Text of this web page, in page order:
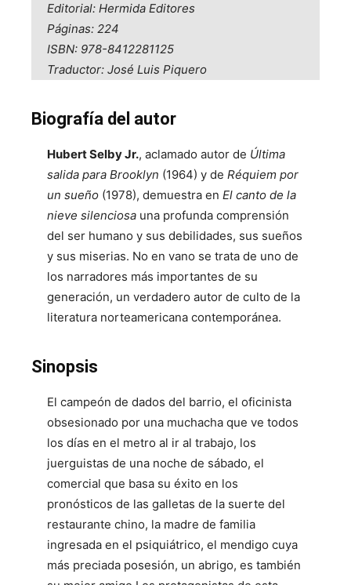
Editorial: Hermida Editores
Páginas: 224
ISBN: 978-8412281125
Traductor: José Luis Piquero
Biografía del autor
Hubert Selby Jr., aclamado autor de Última
salida para Brooklyn (1964) y de Réquiem por
un sueño (1978), demuestra en El canto de la
nieve silenciosa una profunda comprensión
del ser humano y sus debilidades, sus sueños
y sus miserias. No en vano se trata de uno de
los narradores más importantes de su
generación, un verdadero autor de culto de la
literatura norteamericana contemporánea.
Sinopsis
El campeón de dados del barrio, el oficinista
obsesionado por una muchacha que ve todos
los días en el metro al ir al trabajo, los
juerguistas de una noche de sábado, el
comercial que basa su éxito en los
pronósticos de las galletas de la suerte del
restaurante chino, la madre de familia
ingresada en el psiquiátrico, el mendigo cuya
más preciada posesión, un abrigo, es también